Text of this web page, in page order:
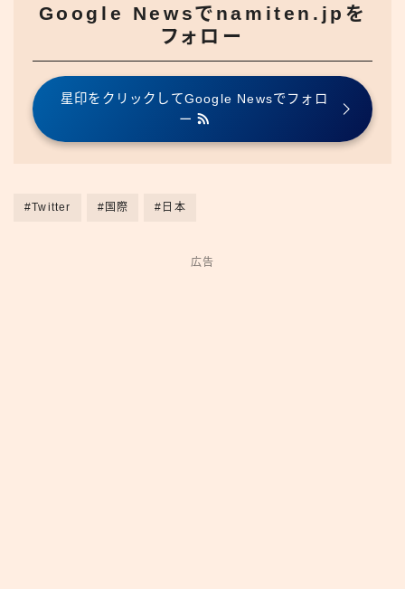
Google Newsでnamiten.jpを
フォロー
星印をクリックしてGoogle Newsでフォロ
ー
#Twitter #国際 #日本
広告